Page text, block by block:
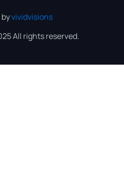
vividvisions
All rights reserved.